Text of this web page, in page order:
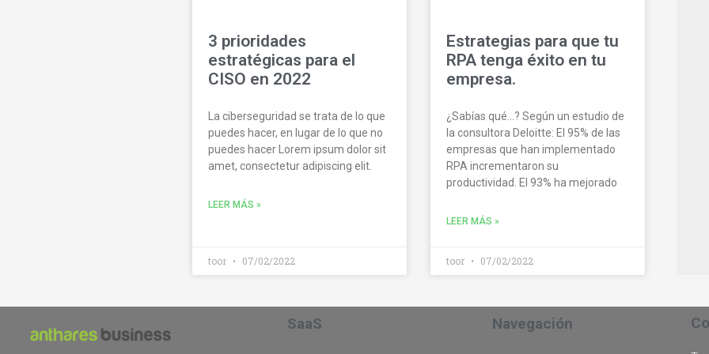
3 prioridades
estratégicas para el
CISO en 2022
La ciberseguridad se trata de lo que
puedes hacer, en lugar de lo que no
puedes hacer Lorem ipsum dolor sit
amet, consectetur adipiscing elit.
LEER MÁS »
toor 07/02/2022
Estrategias para que tu
RPA tenga éxito en tu
empresa.
¿Sabías qué…? Según un estudio de
la consultora Deloitte: El 95% de las
empresas que han implementado
RPA incrementaron su
productividad. El 93% ha mejorado
LEER MÁS »
toor 07/02/2022
SaaS Navegación